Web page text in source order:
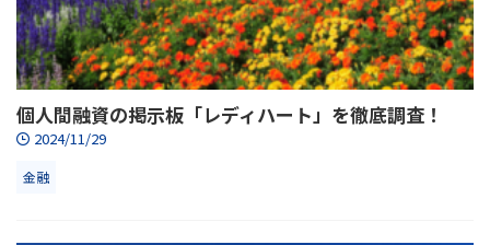
個人間融資の掲示板「レディハート」を徹底調査！
2024/11/29
金融